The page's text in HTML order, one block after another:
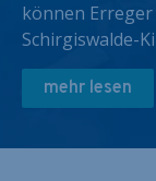
können
Schirgiswalde-
mehr lesen